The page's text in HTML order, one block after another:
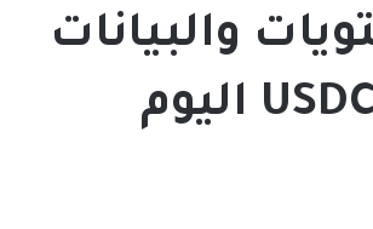
والبيانات
الاقتصادية على زوج USDCAD اليوم